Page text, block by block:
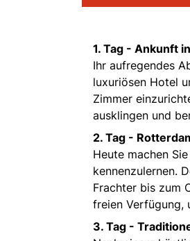
1. Tag - Ankunft
Ihr aufregendes
luxuriösen Hotel
Zimmer
ausklingen und
2. Tag -
Heute machen
kennenzulernen.
Frachter bis zum
freien Verfügung,
3. Tag -